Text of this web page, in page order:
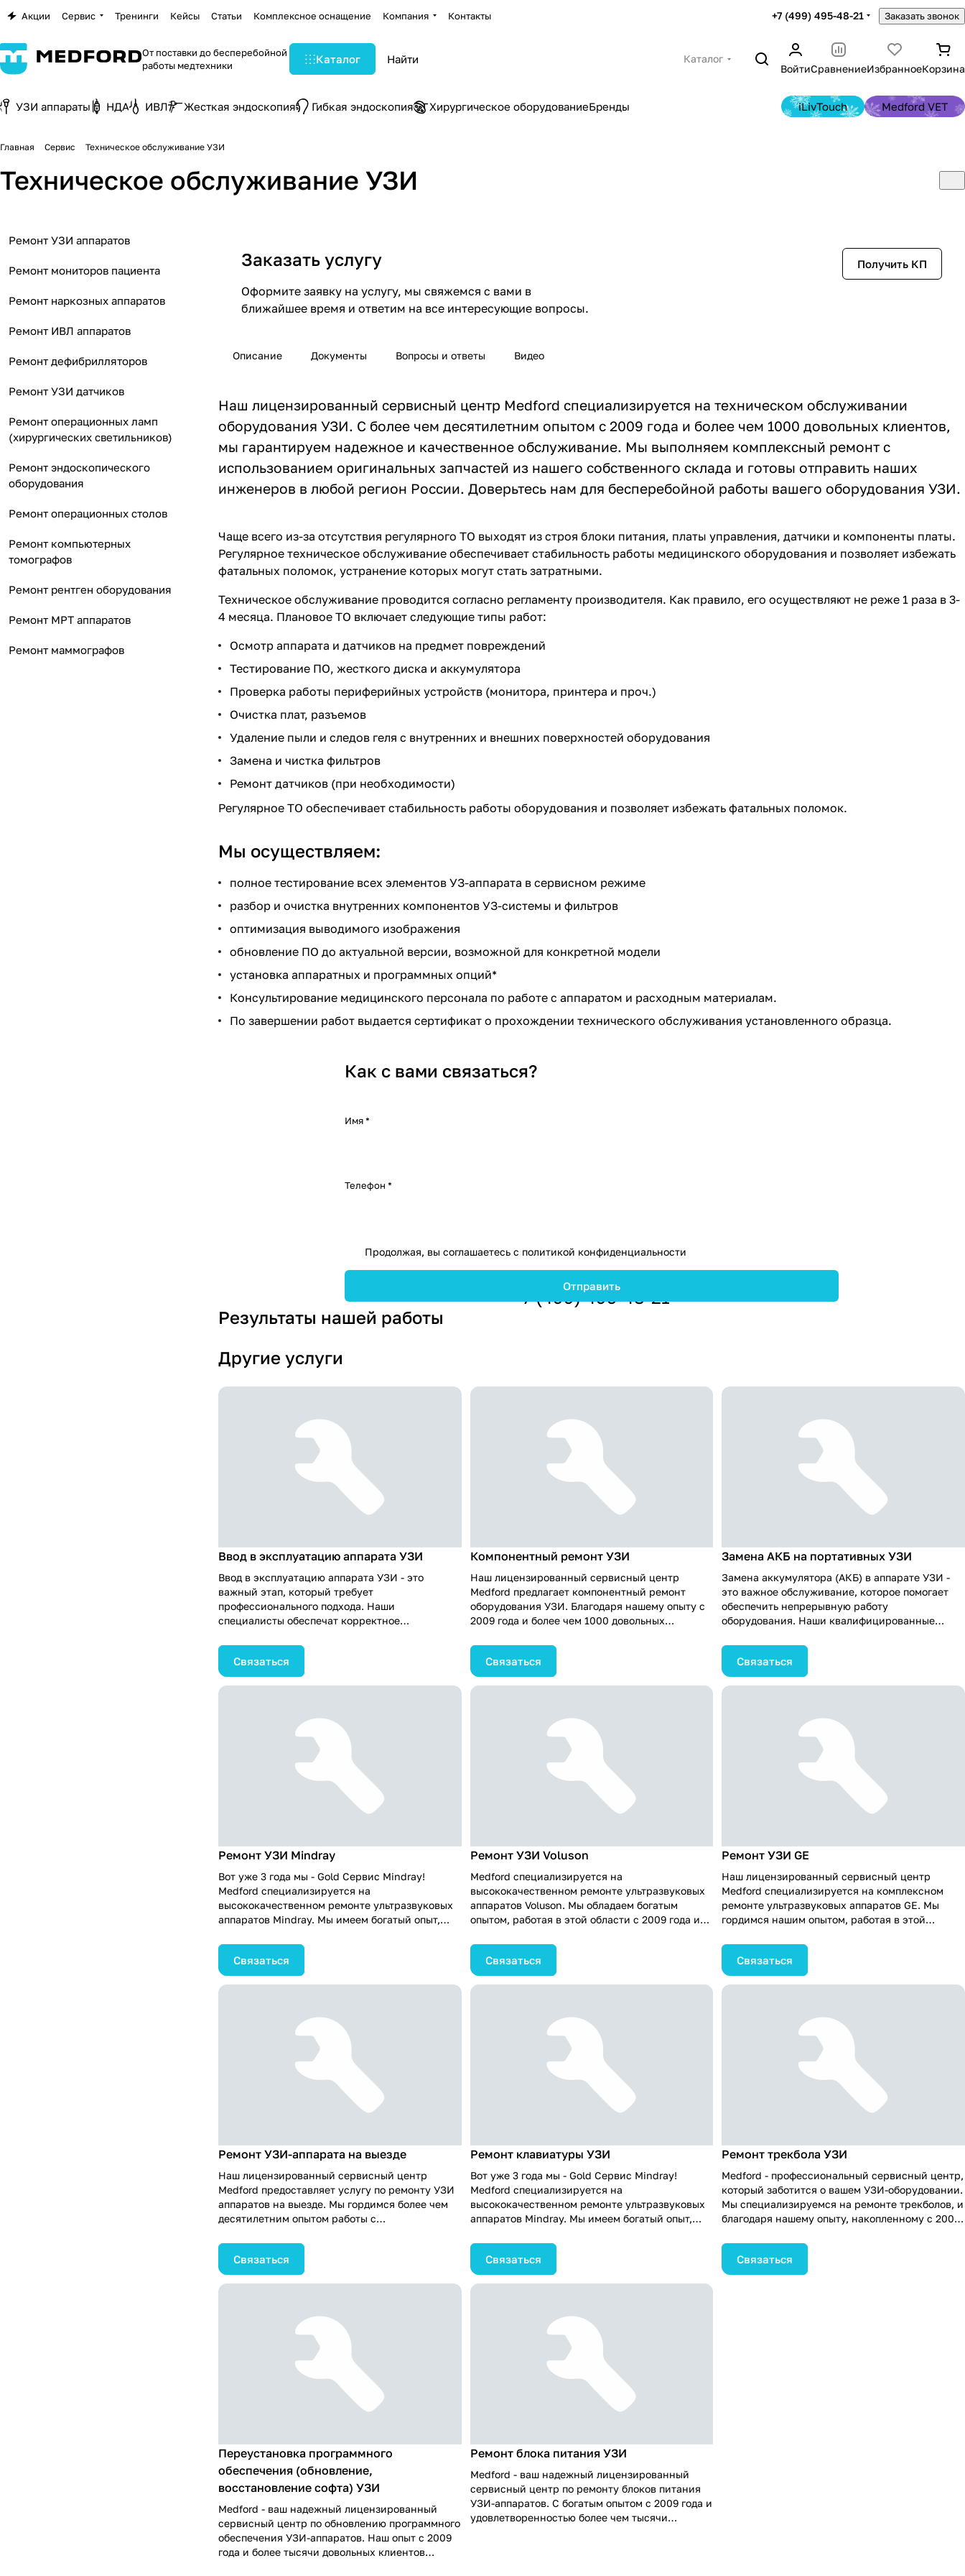
Акции Сервис Тренинги Кейсы Статьи Комплексное оснащение Компания Контакты +7 (499) 495-48-21 Заказать звонок
От поставки до бесперебойной
работы медтехники
Каталог
Каталог
ВойтиСравнениеИзбранноеКорзина
УЗИ аппараты НДА ИВЛ Жесткая эндоскопия Гибкая эндоскопия Хирургическое оборудованиеБренды iLivTouch Medford VET
Главная Сервис Техническое обслуживание УЗИ
Техническое обслуживание УЗИ
Заказать услугу
Оформите заявку на услугу, мы свяжемся с вами в
ближайшее время и ответим на все интересующие вопросы.
Получить КП
Описание Документы Вопросы и ответы Видео
Наш лицензированный сервисный центр Medford специализируется на техническом обслуживании
оборудования УЗИ. С более чем десятилетним опытом с 2009 года и более чем 1000 довольных клиентов,
мы гарантируем надежное и качественное обслуживание. Мы выполняем комплексный ремонт с
использованием оригинальных запчастей из нашего собственного склада и готовы отправить наших
инженеров в любой регион России. Доверьтесь нам для бесперебойной работы вашего оборудования УЗИ.
Чаще всего из-за отсутствия регулярного ТО выходят из строя блоки питания, платы управления, датчики и компоненты платы.
Регулярное техническое обслуживание обеспечивает стабильность работы медицинского оборудования и позволяет избежать
фатальных поломок, устранение которых могут стать затратными.
Техническое обслуживание проводится согласно регламенту производителя. Как правило, его осуществляют не реже 1 раза в 3-
4 месяца. Плановое ТО включает следующие типы работ:
Осмотр аппарата и датчиков на предмет повреждений
Тестирование ПО, жесткого диска и аккумулятора
Проверка работы периферийных устройств (монитора, принтера и проч.)
Очистка плат, разъемов
Удаление пыли и следов геля с внутренних и внешних поверхностей оборудования
Замена и чистка фильтров
Ремонт датчиков (при необходимости)
Регулярное ТО обеспечивает стабильность работы оборудования и позволяет избежать фатальных поломок.
Мы осуществляем:
полное тестирование всех элементов УЗ-аппарата в сервисном режиме
разбор и очистка внутренних компонентов УЗ-системы и фильтров
оптимизация выводимого изображения
обновление ПО до актуальной версии, возможной для конкретной модели
установка аппаратных и программных опций*
Консультирование медицинского персонала по работе с аппаратом и расходным материалам.
По завершении работ выдается сертификат о прохождении технического обслуживания установленного образца.
Как с вами связаться?
Имя *
Телефон *
Продолжая, вы соглашаетесь с политикой конфиденциальности
+7 (499) 495-48-21
Результаты нашей работы
Другие услуги
Ввод в эксплуатацию аппарата УЗИ
Ввод в эксплуатацию аппарата УЗИ - это
важный этап, который требует
профессионального подхода. Наши
специалисты обеспечат корректное
гарантируя его готовность к использованию.
Мы также предоставляем обучение
пользователям, чтобы они могли эффективно
работать с аппаратом и получать точные
сделаем процесс ввода в эксплуатацию вашего
УЗИ аппарата быстрым и безопасным.
Связаться
Компонентный ремонт УЗИ
Наш лицензированный сервисный центр
Medford предлагает компонентный ремонт
оборудования УЗИ. Благодаря нашему опыту с
2009 года и более чем 1000 довольных
восстановления медицинской техники. Мы
имеем собственный склад запчастей и
обеспечиваем выезд наших инженеров по всей
России. Рассчитывайте на нас для
ремонта оборудования УЗИ.
Связаться
Замена АКБ на портативных УЗИ
Замена аккумулятора (АКБ) в аппарате УЗИ -
это важное обслуживание, которое помогает
обеспечить непрерывную работу
оборудования. Наши квалифицированные
учетом всех необходимых мер безопасности и
качественно настроят аппарат. Это поможет
вам продолжать проводить точные и надежные
ультразвуковые исследования без перебоев. Не
обслуживания вашего медицинского
оборудования, и мы готовы помочь вам в этом
Связаться
Ремонт УЗИ Mindray
Вот уже 3 года мы - Gold Сервис Mindray!
Medford специализируется на
высококачественном ремонте ультразвуковых
аппаратов Mindray. Мы имеем богатый опыт,
похвастаться более чем 1000 довольных
клиентов. Наша экспертиза в компонентном
ремонте подкреплена наличием собственного
склада запчастей, а наши
обученные и сертифицированные, готовы
оперативно выехать в любую точку России,
чтобы провести надежный ремонт вашего
ультразвукового аппарата Mindray. Доверьтесь
нам, и ваше оборудование будет работать как
новое, обеспечивая точные и надежные
диагностические исследования.
Связаться
Ремонт УЗИ Voluson
Medford специализируется на
высококачественном ремонте ультразвуковых
аппаратов Voluson. Мы обладаем богатым
опытом, работая в этой области с 2009 года и
Наша экспертиза в компонентном ремонте
подкреплена наличием собственного склада
запчастей, а наши высококвалифицированные
инженеры, обученные и сертифицированные,
России для проведения надежного ремонта
вашего ультразвукового аппарата Voluson.
Доверьтесь нам, и мы вернем вашему
оборудованию его первозданное качество и
функциональность.
Связаться
Ремонт УЗИ GE
Наш лицензированный сервисный центр
Medford специализируется на комплексном
ремонте ультразвуковых аппаратов GE. Мы
гордимся нашим опытом, работая в этой
довольных клиентов. У нас есть собственный
склад запчастей, и наши
высококвалифицированные инженеры,
обученные и сертифицированные, готовы
надежного ремонта вашего ультразвукового
аппарата GE. Надежность, опыт и
профессионализм - наши основные
преимущества в сфере обслуживания
медицинской техники.
Связаться
Ремонт УЗИ-аппарата на выезде
Наш лицензированный сервисный центр
Medford предоставляет услугу по ремонту УЗИ
аппаратов на выезде. Мы гордимся более чем
десятилетним опытом работы с
и более чем 1000 довольными клиентами. У нас
есть собственный склад запчастей и
квалифицированные инженеры, обученные и
сертифицированные, которые могут
чтобы провести надежный ремонт вашего УЗИ
аппарата на месте. Надежность, опыт и
высокий профессионализм - наши главные
козыри в сфере обслуживания медицинской
Связаться
Ремонт клавиатуры УЗИ
Вот уже 3 года мы - Gold Сервис Mindray!
Medford специализируется на
высококачественном ремонте ультразвуковых
аппаратов Mindray. Мы имеем богатый опыт,
похвастаться более чем 1000 довольных
клиентов. Наша экспертиза в компонентном
ремонте подкреплена наличием собственного
склада запчастей, а наши
обученные и сертифицированные, готовы
оперативно выехать в любую точку России,
чтобы провести надежный ремонт вашего
ультразвукового аппарата Mindray. Доверьтесь
нам, и ваше оборудование будет работать как
новое, обеспечивая точные и надежные
диагностические исследования.
Связаться
Ремонт трекбола УЗИ
Medford - профессиональный сервисный центр,
который заботится о вашем УЗИ-оборудовании.
Мы специализируемся на ремонте трекболов, и
благодаря нашему опыту, накопленному с 2009
чем тысячи довольных клиентов.
Связаться
Переустановка программного
обеспечения (обновление,
восстановление софта) УЗИ
Medford - ваш надежный лицензированный
сервисный центр по обновлению программного
обеспечения УЗИ-аппаратов. Наш опыт с 2009
года и более тысячи довольных клиентов
Ремонт блока питания УЗИ
Medford - ваш надежный лицензированный
сервисный центр по ремонту блоков питания
УЗИ-аппаратов. С богатым опытом с 2009 года и
удовлетворенностью более чем тысячи
Ремонт УЗИ аппаратов
Ремонт мониторов пациента
Ремонт наркозных аппаратов
Ремонт ИВЛ аппаратов
Ремонт дефибрилляторов
Ремонт УЗИ датчиков
Ремонт операционных ламп
(хирургических светильников)
Ремонт эндоскопического
оборудования
Ремонт операционных столов
Ремонт компьютерных
томографов
Ремонт рентген оборудования
Ремонт МРТ аппаратов
Ремонт маммографов